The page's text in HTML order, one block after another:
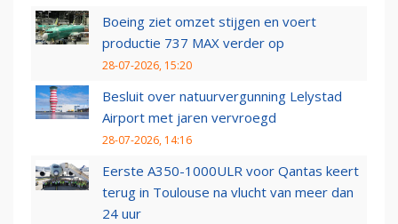
Boeing ziet omzet stijgen en voert
productie 737 MAX verder op
28-07-2026, 15:20
Besluit over natuurvergunning Lelystad
Airport met jaren vervroegd
28-07-2026, 14:16
Eerste A350-1000ULR voor Qantas keert
terug in Toulouse na vlucht van meer dan
24 uur